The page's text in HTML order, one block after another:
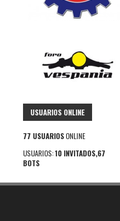
USUARIOS ONLINE
77 USUARIOSONLINE
USUARIOS:10 INVITADOS,67
BOTS